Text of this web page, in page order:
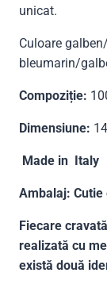
unicat.
Culoare
bleumarin/
Compoziție:
Dimensiune:
Made in Italy
Ambalaj: Cutie
Fiecare
realizată cu
există două